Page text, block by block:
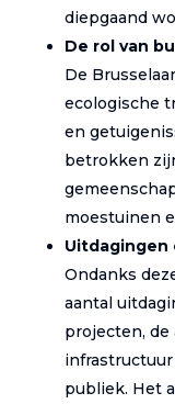
diepgaand
De rol van
De
ecologische
en
betrokken
moestuinen
Uitdagingen
Ondanks
aantal
projecten, de
publiek. Het